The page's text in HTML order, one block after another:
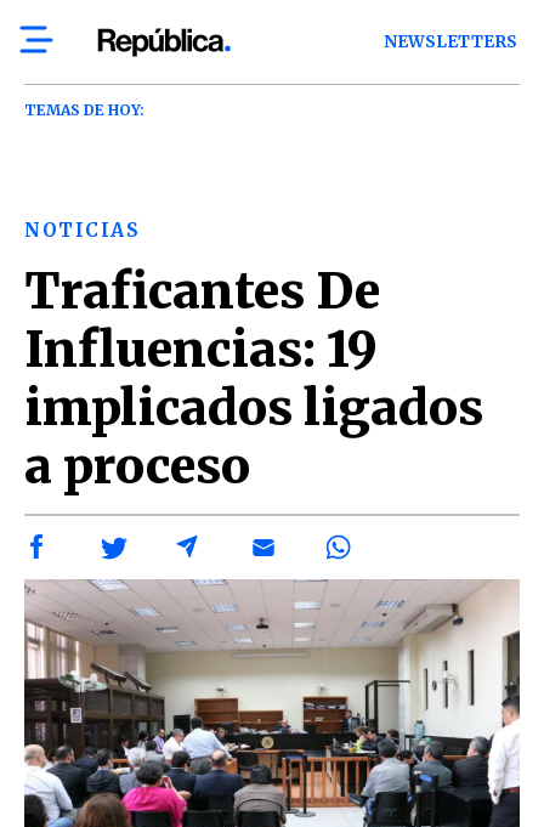
NEWSLETTERS
TEMAS DE HOY:
NOTICIAS
Traficantes De
Influencias: 19
implicados ligados
a proceso